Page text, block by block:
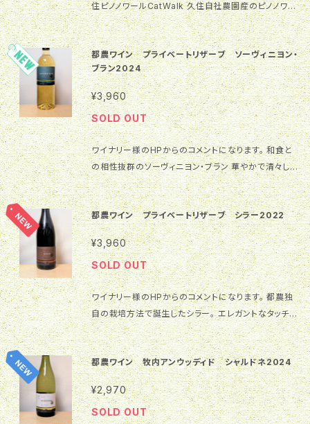
す。 TSUNOWINE＆BAKERYのパンと合わせるなら
『ごろっとかぼちゃとクリームレーズン』がおすすめ！秋
を思わせるワイン『ピノ・ノワール』と秋の食材である
『かぼちゃ』を使ったパンのマリアージュはとてもおす
すめです。素材のクリームチーズと干しブドウも相性ピ
ッタリ♪ 飲み頃温度は14～15℃くらいの常温でお楽し
み下さい。 ［熟成しても楽しめそうな味わい］ 味わいに
濃縮感があり、タンニンも豊かなので、熟成も楽しめそ
うです。全体的にレンガ色のニュアンスもあるため、色
合いから樽による熟成も伝わってきます。濃縮感ある果
実味とタンニンがどのように変化していくのか私たちも
楽しみに見守っていきたいと思います。
いただいても間違いなしです。
コルク Alc度数 12.0％ 内容量 720ml 保存方法 冷蔵
(12度-15度) ブランドについて 「黄道12星座シリーズ」
二つの果実のバランスを司る女神の名は調和の象徴LI
BRA(天秤座)。 とても星の美しい久住高原に位置する
久住ワイナリーが契約農家さんの葡萄を主体にしてつ
くった黄道12星座シリーズの一つです。
住ピノノワールCatWalk 久住自社農園産のピノノワー
ルを一年間樽熟成。 フランボワーズやクランベリーのよ
うな赤い果実に、腐葉土、なめし皮、紅茶などの複雑な
ニュアンス。高原由来のミネラリーな酸とエレガントな
余韻をお楽しみください。 ブランドについて 「猫シリー
ズ」 「CatWalk」は、いつも工場の窓から仕込み作業を
見守ってくれている ワイナリーキャットに捧げるその年
の自信作に冠したものです。
都農ワイン プライベートリザーブ ソーヴィニヨン・
ブラン2024
¥3,960
SOLD OUT
ワイナリー様のHPからのコメントになります。 和食と
の相性抜群のソーヴィニヨン・ブラン 華やかで清々しい
香りと爽やかながらも厚みのある味わい！ 自社農園で
栽培した10区のソーヴィニヨン・ブランのみを使用しま
した。 2009年に定植を行いました。一般的に8年以上
樹齢を重ねないと品種特徴が出にくいといわれていま
すが、年々南国宮崎の風土を表現したワインへと近づ
いています。 堆肥を積極的に使用した土づくり、月齢に
よる栽培管理、草生栽培など、独自の方法で栽培してき
ました。 白いバラやハーブ、柑橘のような爽やかな香り
が特徴です。さっぱりとした酢豚、白だしの唐揚げ、ワイ
ンの強い味わいに合わせたハード系のチーズやレモン
のクリームチーズなどとなどと相性が良さそうです。ぜ
ひ、お楽しみ下さいませ。 ヴィンテージ ［2024ヴィンテ
ージレポート］ 10区のソーヴィニヨン・ブランは、黒ボ
ク土質で、果実味が伸びやかで、熟度が上がりやすのが
特徴です。2024年は、暖冬の影響で春が早く訪れ、例
都農ワイン プライベートリザーブ シラー2022
¥3,960
SOLD OUT
ワイナリー様のHPからのコメントになります。 都農独
自の栽培方法で誕生したシラー。 エレガントなタッチな
がらも、骨格のしっかりとした味わいが楽しめるワイン
です！ フランスのシラーでもなく、オーストラリアのシラ
ーズでもない、「都農のシラー」 心地よい樽の香りやブ
ラックペッパーのようなスパイス系の香り、カカオや黒
蜜のような甘い香りなど複雑な香りが特徴。心地よいタ
ンニンと柔らかさを兼ね備えた味わいのシラー。 都農
都農ワイン 牧内アンウッディド シャルドネ2024
¥2,970
SOLD OUT